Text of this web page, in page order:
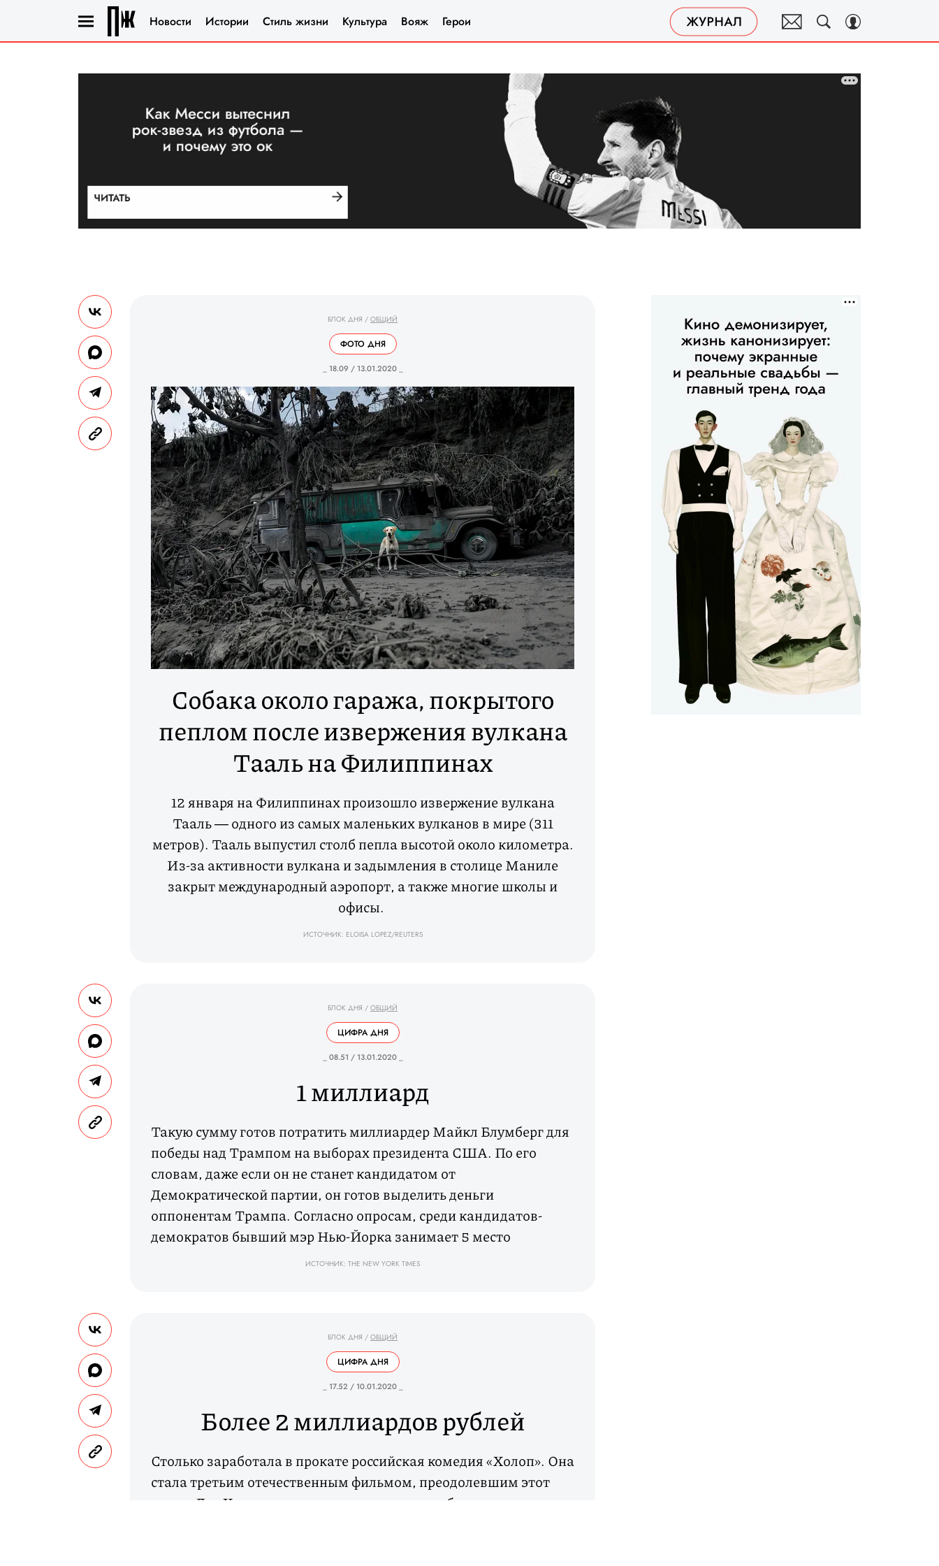
Новости Истории Стиль жизни Культура Вояж Герои
БЛОК ДНЯ / ОБЩИЙ
ФОТО ДНЯ
_ 18.09 / 13.01.2020 _
Собака около гаража, покрытого
пеплом после извержения вулкана
Тааль на Филиппинах
12 января на Филиппинах произошло извержение вулкана
Тааль ― одного из самых маленьких вулканов в мире (311
метров). Тааль выпустил столб пепла высотой около километра.
Из-за активности вулкана и задымления в столице Маниле
закрыт международный аэропорт, а также многие школы и
офисы.
ИСТОЧНИК: ELOISA LOPEZ/REUTERS
БЛОК ДНЯ / ОБЩИЙ
ЦИФРА ДНЯ
_ 08.51 / 13.01.2020 _
1 миллиард
Такую сумму готов потратить миллиардер Майкл Блумберг для
победы над Трампом на выборах президента США. По его
словам, даже если он не станет кандидатом от
Демократической партии, он готов выделить деньги
оппонентам Трампа. Согласно опросам, среди кандидатов-
демократов бывший мэр Нью-Йорка занимает 5 место
ИСТОЧНИК: THE NEW YORK TIMES
БЛОК ДНЯ / ОБЩИЙ
ЦИФРА ДНЯ
_ 17.52 / 10.01.2020 _
Более 2 миллиардов рублей
Столько заработала в прокате российская комедия «Холоп». Она
стала третьим отечественным фильмом, преодолевшим этот
порог. До «Холопа» такую сумму смогли заработать только